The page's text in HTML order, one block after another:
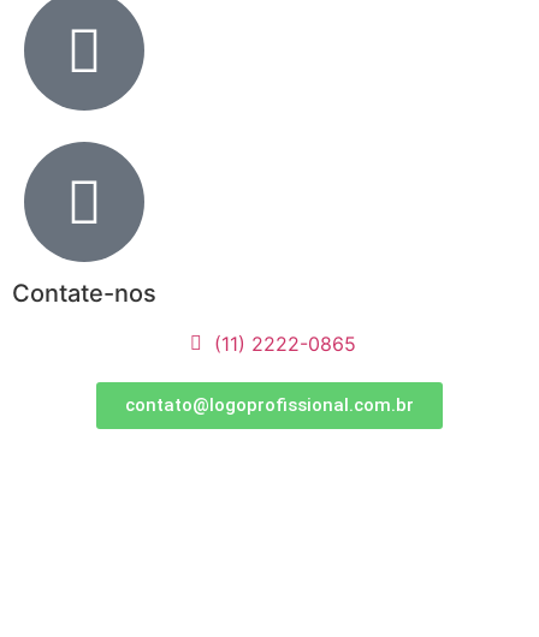
Contate-nos
(11) 2222-0865
contato@logoprofissional.com.br